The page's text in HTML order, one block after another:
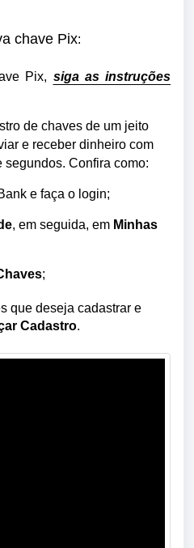
chave Pix:
Pix, siga as instruções
de chaves de um jeito
e receber dinheiro com
Confira como:
e faça o login;
, em seguida, em Minhas
;
que deseja cadastrar e
Cadastro.